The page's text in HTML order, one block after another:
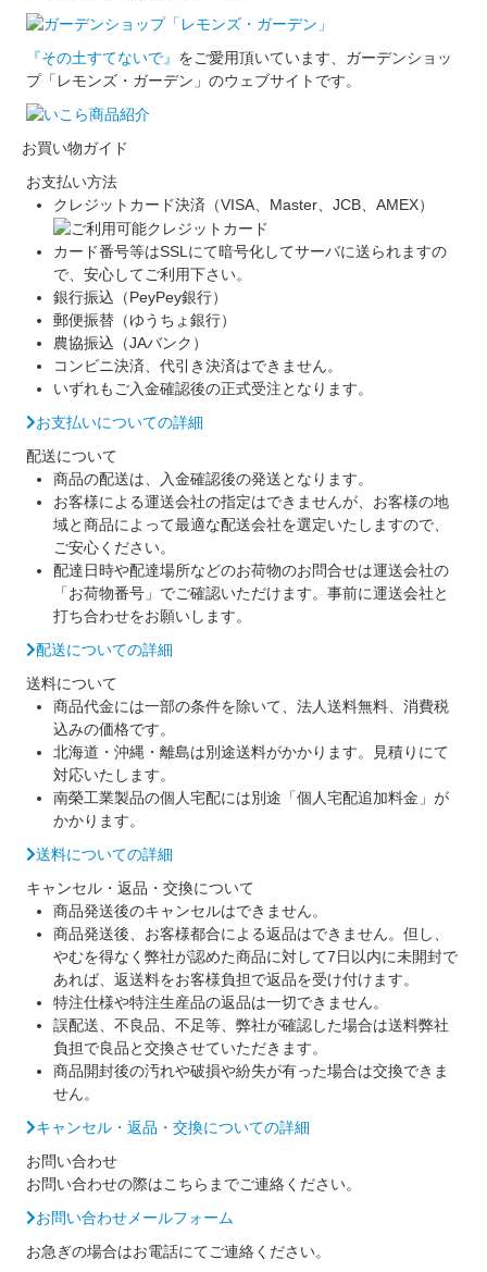
『その土すてないで』 をご愛用頂いています、ガーデンショッ
プ「レモンズ・ガーデン」のウェブサイトです。
お買い物ガイド
お支払い方法
クレジットカード決済（VISA、Master、JCB、AMEX）
カード番号等はSSLにて暗号化してサーバに送られますの
で、安心してご利用下さい。
銀行振込（PeyPey銀行）
郵便振替（ゆうちょ銀行）
農協振込（JAバンク）
コンビニ決済、代引き決済はできません。
いずれもご入金確認後の正式受注となります。
お支払いについての詳細
配送について
商品の配送は、入金確認後の発送となります。
お客様による運送会社の指定はできませんが、お客様の地
域と商品によって最適な配送会社を選定いたしますので、
ご安心ください。
配達日時や配達場所などのお荷物のお問合せは運送会社の
「お荷物番号」でご確認いただけます。事前に運送会社と
打ち合わせをお願いします。
配送についての詳細
送料について
商品代金には一部の条件を除いて、法人送料無料、消費税
込みの価格です。
北海道・沖縄・離島は別途送料がかかります。見積りにて
対応いたします。
南榮工業製品の個人宅配には別途「個人宅配追加料金」が
かかります。
送料についての詳細
キャンセル・返品・交換について
商品発送後のキャンセルはできません。
商品発送後、お客様都合による返品はできません。但し、
やむを得なく弊社が認めた商品に対して7日以内に未開封で
あれば、返送料をお客様負担で返品を受け付けます。
特注仕様や特注生産品の返品は一切できません。
誤配送、不良品、不足等、弊社が確認した場合は送料弊社
負担で良品と交換させていただきます。
商品開封後の汚れや破損や紛失が有った場合は交換できま
せん。
キャンセル・返品・交換についての詳細
お問い合わせ
お問い合わせの際はこちらまでご連絡ください。
お問い合わせメールフォーム
お急ぎの場合はお電話にてご連絡ください。